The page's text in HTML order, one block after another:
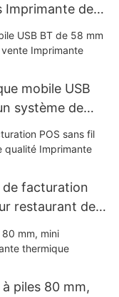
Imprimante de
mobile USB
système de
portable
de facturation
restaurant de
de bureau 80
piles 80 mm,